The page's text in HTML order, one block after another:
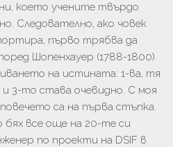
което учените твърдо
Следователно, ако човек
първо трябва да
Шопенхауер (1788-1800)
на истината: 1-ва, тя
и 3-то става очевидно. С моя
са на първа стъпка.
все още на 20-те си
по проекти на DSIF в